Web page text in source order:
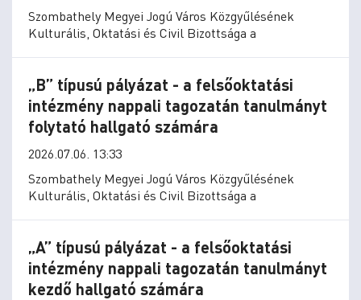
Szombathely Megyei Jogú Város Közgyűlésének
Kulturális, Oktatási és Civil Bizottsága a
„B” típusú pályázat - a felsőoktatási
intézmény nappali tagozatán tanulmányt
folytató hallgató számára
2026.07.06. 13:33
Szombathely Megyei Jogú Város Közgyűlésének
Kulturális, Oktatási és Civil Bizottsága a
„A” típusú pályázat - a felsőoktatási
intézmény nappali tagozatán tanulmányt
kezdő hallgató számára